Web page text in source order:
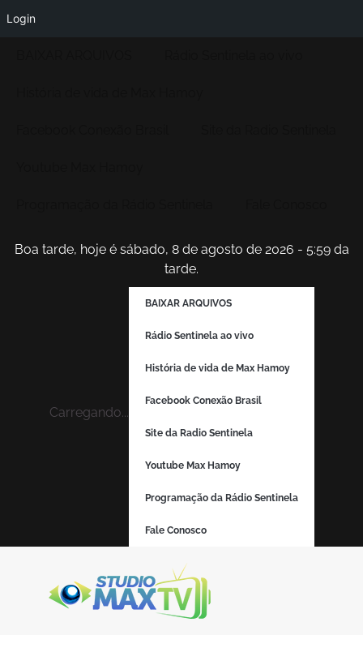
Boa tarde, hoje é sábado, 8 de agosto de 2026 - 5:59 da
tarde.
Carregando...
BAIXAR ARQUIVOS
Rádio Sentinela ao vivo
História de vida de Max Hamoy
Facebook Conexão Brasil
Site da Radio Sentinela
Youtube Max Hamoy
Programação da Rádio Sentinela
Fale Conosco
Login